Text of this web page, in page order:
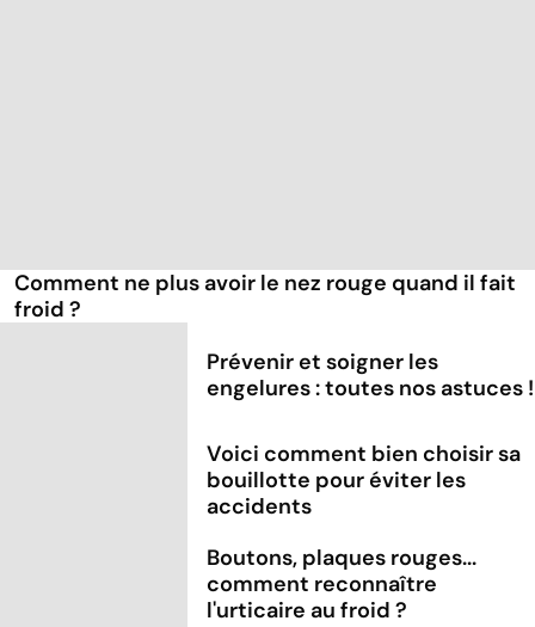
Comment ne plus avoir le nez rouge quand il fait
froid ?
Prévenir et soigner les
engelures : toutes nos astuces !
Voici comment bien choisir sa
bouillotte pour éviter les
accidents
Boutons, plaques rouges...
comment reconnaître
l'urticaire au froid ?